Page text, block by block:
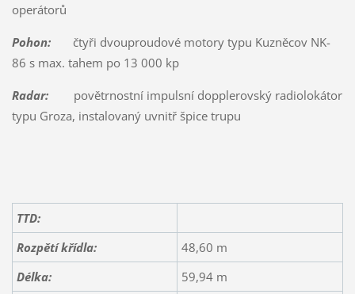
operátorů
Pohon:čtyři dvouproudové motory typu Kuzněcov NK-
86 s max. tahem po 13 000 kp
Radar:povětrnostní impulsní dopplerovský radiolokátor
typu Groza, instalovaný uvnitř špice trupu
TTD:
Rozpětí křídla:
48,60 m
Délka:
59,94 m